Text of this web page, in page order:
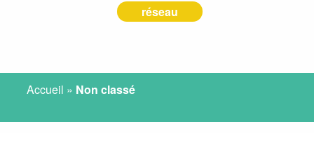
réseau
Accueil » Non classé